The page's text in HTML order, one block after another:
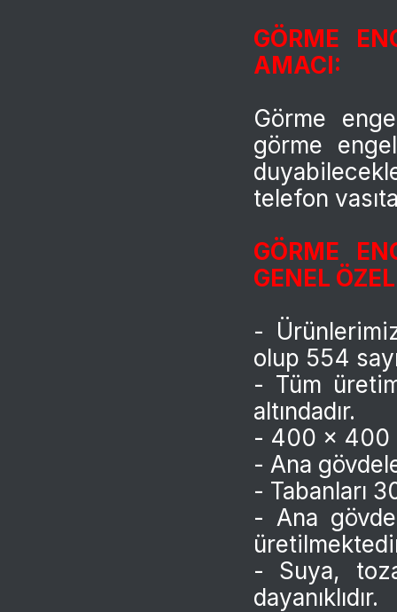
GÖRME
AMACI:
Görme
görme
telefon
GÖRME
GENEL
-
olup 554
- Tüm
altındadır.
- 400 x 400
- Ana
- Tabanları
- Ana
- Suya,
dayanıklıdır.